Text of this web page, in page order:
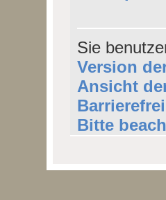
Sie
Version
Ansicht
Bitte